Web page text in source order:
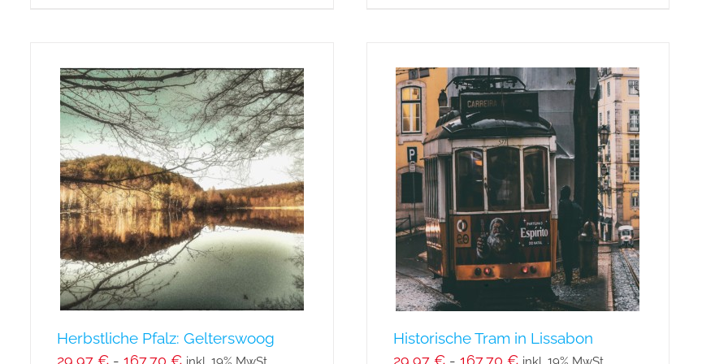
Herbstliche Pfalz: Gelterswoog
29,97€ -167,70€
Historische Tram in Lissabon
29,97 €- 167,70 €